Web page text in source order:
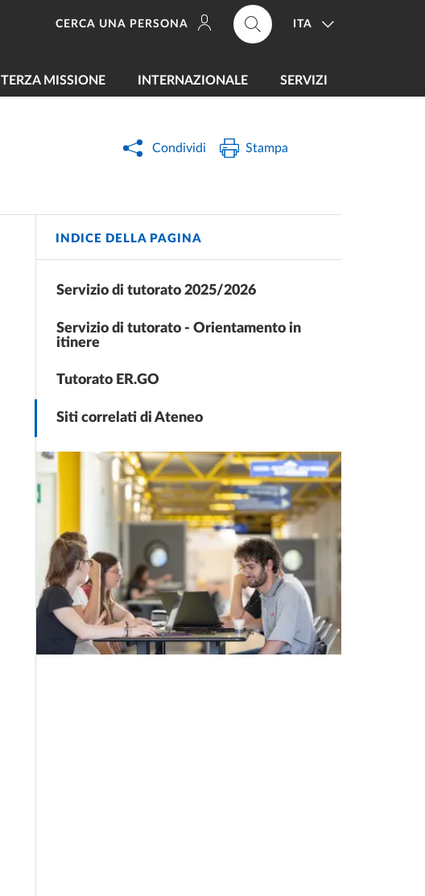
CERCA UNA PERSONA ITA
TERZA MISSIONE INTERNAZIONALE SERVIZI
Condividi Stampa
INDICE DELLA PAGINA
Servizio di tutorato 2025/2026
Servizio di tutorato - Orientamento in
itinere
Tutorato ER.GO
Siti correlati di Ateneo